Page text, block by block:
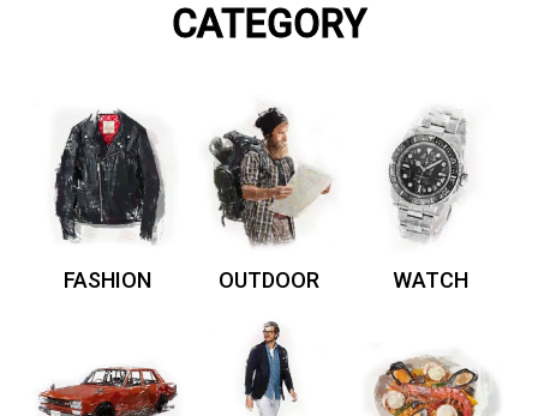
CATEGORY
FASHION OUTDOOR WATCH